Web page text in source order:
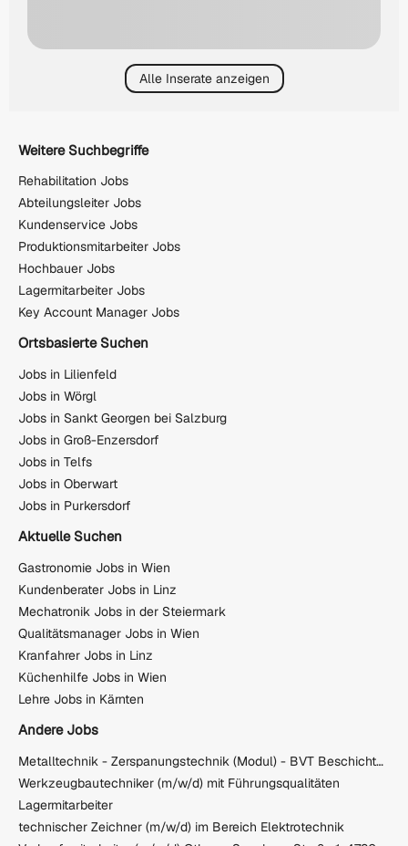
Alle Inserate anzeigen
Weitere Suchbegriffe
Rehabilitation Jobs
Abteilungsleiter Jobs
Kundenservice Jobs
Produktionsmitarbeiter Jobs
Hochbauer Jobs
Lagermitarbeiter Jobs
Key Account Manager Jobs
Ortsbasierte Suchen
Jobs in Lilienfeld
Jobs in Wörgl
Jobs in Sankt Georgen bei Salzburg
Jobs in Groß-Enzersdorf
Jobs in Telfs
Jobs in Oberwart
Jobs in Purkersdorf
Aktuelle Suchen
Gastronomie Jobs in Wien
Kundenberater Jobs in Linz
Mechatronik Jobs in der Steiermark
Qualitätsmanager Jobs in Wien
Kranfahrer Jobs in Linz
Küchenhilfe Jobs in Wien
Lehre Jobs in Kärnten
Andere Jobs
Metalltechnik - Zerspanungstechnik (Modul) - BVT Beschichtungs- und Verschleißtechnik GmbH
Werkzeugbautechniker (m/w/d) mit Führungsqualitäten
Lagermitarbeiter
technischer Zeichner (m/w/d) im Bereich Elektrotechnik